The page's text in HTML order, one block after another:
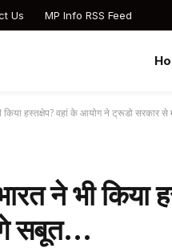
Us MP Info RSS Feed
किया हस्तक्षेप? वहां के आयोग ने ट्रूडो सरकार
ने भी किया
सबूत…